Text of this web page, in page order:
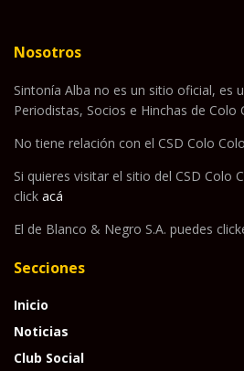
Nosotros
Sintonía Alba no es un sitio oficial, es
Periodistas, Socios e Hinchas de Colo
No tiene relación con el CSD Colo
Si quieres visitar el sitio del CSD Colo
click acá
El de Blanco & Negro S.A. puedes
Secciones
Inicio
Noticias
Club Social